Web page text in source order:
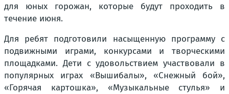
для юных горожан, которые будут проходить в
течение июня.
Для ребят подготовили насыщенную программу с
подвижными играми, конкурсами и творческими
площадками. Дети с удовольствием участвовали в
популярных играх «Вышибалы», «Снежный бой»,
«Горячая картошка», «Музыкальные стулья» и